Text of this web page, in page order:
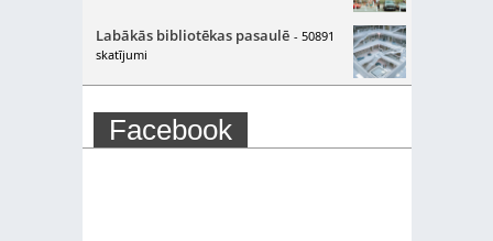
Labākās bibliotēkas pasaulē - 50891
skatījumi
Facebook